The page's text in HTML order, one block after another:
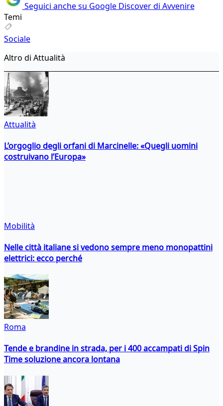
Seguici anche su Google Discover di Avvenire
Temi
Sociale
Altro di Attualità
Attualità
L’orgoglio degli orfani di Marcinelle: «Quegli uomini
costruivano l’Europa»
Mobilità
Nelle città italiane si vedono sempre meno monopattini
elettrici: ecco perché
Roma
Tende e brandine in strada, per i 400 accampati di Spin
Time soluzione ancora lontana